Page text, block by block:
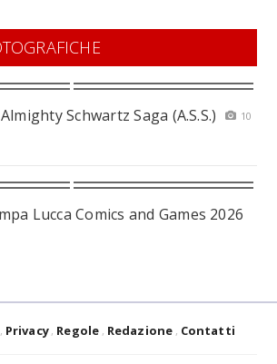
Schwartz Saga (A.S.S.)
10
Lucca Comics and Games 2026
Privacy Regole Redazione Contatti